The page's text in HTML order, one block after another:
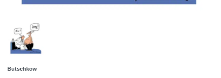
Butschkow